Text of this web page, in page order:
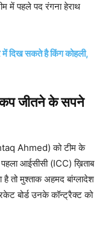
में पहले पद रंगना हेराथ
दिख सकते है किंग कोहली,
कप जीतने के सपने
Ahmed) को टीम के
आईसीसी (ICC) ख़िताब
है तो मुश्ताक अहमद बांग्लादेश
बोर्ड उनके कॉन्ट्रैक्ट को